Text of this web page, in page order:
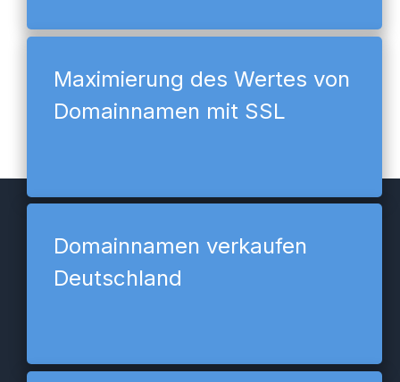
Maximierung des Wertes von
Domainnamen mit SSL
Domainnamen verkaufen
Deutschland